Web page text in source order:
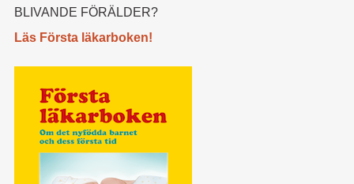
BLIVANDE FÖRÄLDER?
Läs Första läkarboken!